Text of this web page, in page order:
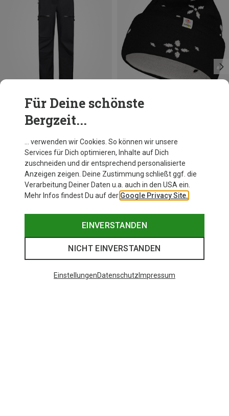
Du sparst 62%
Für Deine schönste
Bergzeit...
… verwenden wir Cookies. So können wir unsere
Services für Dich optimieren, Inhalte auf Dich
zuschneiden und dir entsprechend personalisierte
Anzeigen zeigen. Deine Zustimmung schließt ggf. die
Verarbeitung Deiner Daten u.a. auch in den USA ein.
Mehr Infos findest Du auf der Google Privacy Site.
EINVERSTANDEN
NICHT EINVERSTANDEN
EinstellungenDatenschutz Impressum